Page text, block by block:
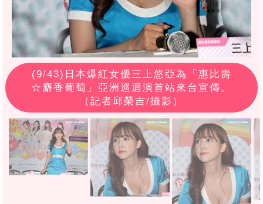
(9/43)日本爆紅女優三上悠亞為「惠比壽
☆麝香葡萄」亞洲巡迴演首站來台宣傳。
（記者邱榮吉/攝影）